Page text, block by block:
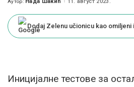
Posted
Dodaj Zelenu učionicu kao omiljeni
Иницијалне тестове за